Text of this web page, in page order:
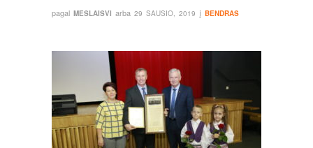
pagal MESLAISVI arba 29 SAUSIO, 2019 į BENDRAS